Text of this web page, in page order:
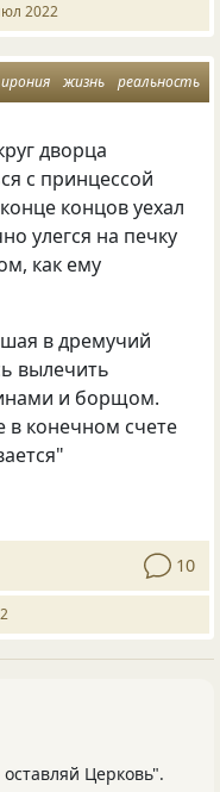
2022
ирония жизнь реальность
дворца
с принцессой
концов уехал
улегся на печку
как ему
в дремучий
вылечить
и борщом.
в конечном счете
10
Церковь".